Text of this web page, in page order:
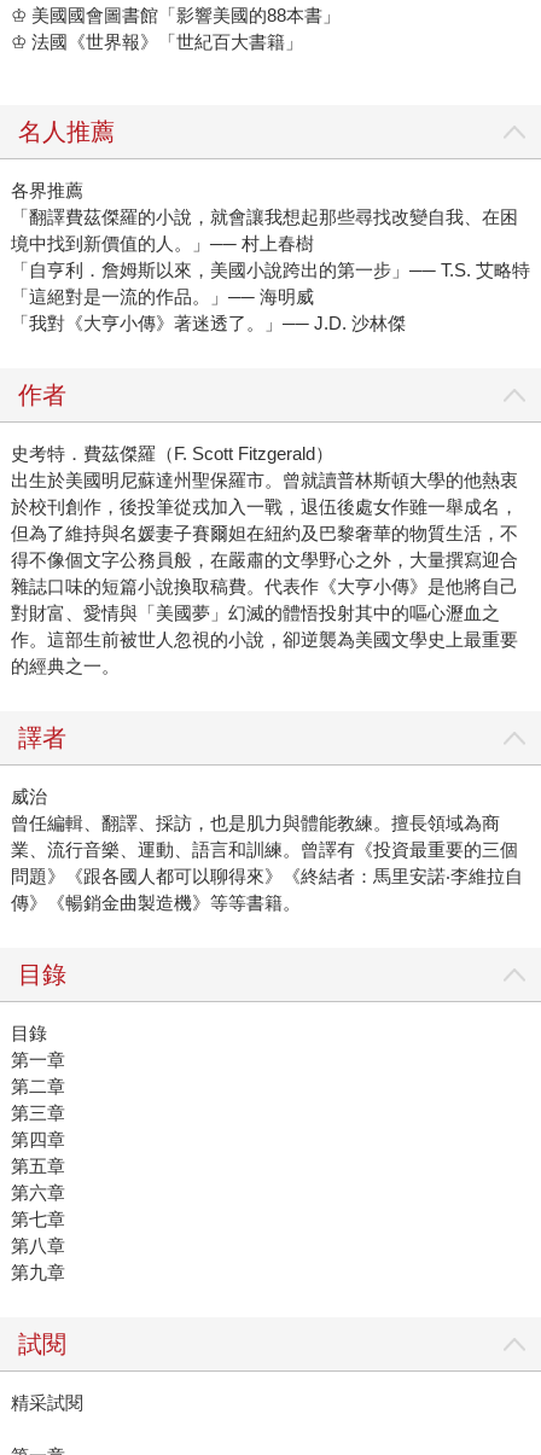
♔ 美國國會圖書館「影響美國的88本書」
♔ 法國《世界報》「世紀百大書籍」
名人推薦
各界推薦
「翻譯費茲傑羅的小說，就會讓我想起那些尋找改變自我、在困
境中找到新價值的人。」── 村上春樹
「自亨利．詹姆斯以來，美國小說跨出的第一步」── T.S. 艾略特
「這絕對是一流的作品。」── 海明威
「我對《大亨小傳》著迷透了。」── J.D. 沙林傑
作者
史考特．費茲傑羅（F. Scott Fitzgerald）
出生於美國明尼蘇達州聖保羅市。曾就讀普林斯頓大學的他熱衷
於校刊創作，後投筆從戎加入一戰，退伍後處女作雖一舉成名，
但為了維持與名媛妻子賽爾妲在紐約及巴黎奢華的物質生活，不
得不像個文字公務員般，在嚴肅的文學野心之外，大量撰寫迎合
雜誌口味的短篇小說換取稿費。代表作《大亨小傳》是他將自己
對財富、愛情與「美國夢」幻滅的體悟投射其中的嘔心瀝血之
作。這部生前被世人忽視的小說，卻逆襲為美國文學史上最重要
的經典之一。
譯者
威治
曾任編輯、翻譯、採訪，也是肌力與體能教練。擅長領域為商
業、流行音樂、運動、語言和訓練。曾譯有《投資最重要的三個
問題》《跟各國人都可以聊得來》《終結者：馬里安諾‧李維拉自
傳》《暢銷金曲製造機》等等書籍。
目錄
目錄
第一章
第二章
第三章
第四章
第五章
第六章
第七章
第八章
第九章
試閱
精采試閱